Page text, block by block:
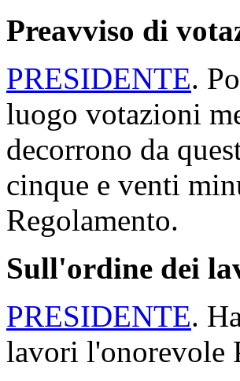
Preavviso di
PRESIDENTE.
luogo votazioni
decorrono da
cinque e venti
Regolamento.
Sull'ordine dei
PRESIDENTE.
lavori l'onorevole